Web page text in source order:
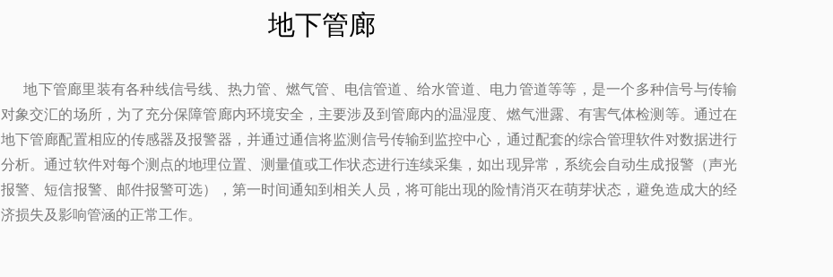
地下管廊里装有各种线信号线、热力管、燃气管、电信管道、给水管道、电力管道等等，是一个多种信号与传输
对象交汇的场所，为了充分保障管廊内环境安全，主要涉及到管廊内的温湿度、燃气泄露、有害气体检测等。通过在
地下管廊配置相应的传感器及报警器，并通过通信将监测信号传输到监控中心，通过配套的综合管理软件对数据进行
分析。通过软件对每个测点的地理位置、测量值或工作状态进行连续采集，如出现异常，系统会自动生成报警（声光
报警、短信报警、邮件报警可选），第一时间通知到相关人员，将可能出现的险情消灭在萌芽状态，避免造成大的经
济损失及影响管涵的正常工作。
地下管廊